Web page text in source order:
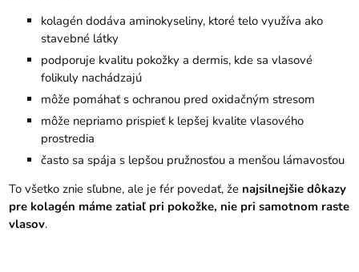
kolagén dodáva aminokyseliny, ktoré telo využíva ako
stavebné látky
podporuje kvalitu pokožky a dermis, kde sa vlasové
folikuly nachádzajú
môže pomáhať s ochranou pred oxidačným stresom
môže nepriamo prispieť k lepšej kvalite vlasového
prostredia
často sa spája s lepšou pružnosťou a menšou lámavosťou
To všetko znie sľubne, ale je fér povedať, že najsilnejšie dôkazy
pre kolagén máme zatiaľ pri pokožke, nie pri samotnom raste
vlasov.